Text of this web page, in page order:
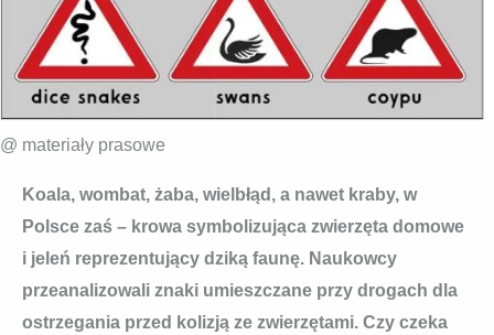
@ materiały prasowe
Koala, wombat, żaba, wielbłąd, a nawet kraby, w
Polsce zaś – krowa symbolizująca zwierzęta domowe
i jeleń reprezentujący dziką faunę. Naukowcy
przeanalizowali znaki umieszczane przy drogach dla
ostrzegania przed kolizją ze zwierzętami. Czy czeka